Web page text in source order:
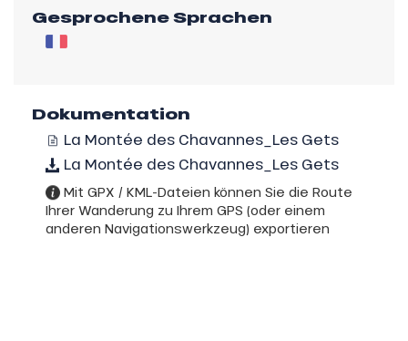
Gesprochene Sprachen
Dokumentation
La Montée des Chavannes_Les Gets
La Montée des Chavannes_Les Gets
Mit GPX / KML-Dateien können Sie die Route
Ihrer Wanderung zu Ihrem GPS (oder einem
anderen Navigationswerkzeug) exportieren